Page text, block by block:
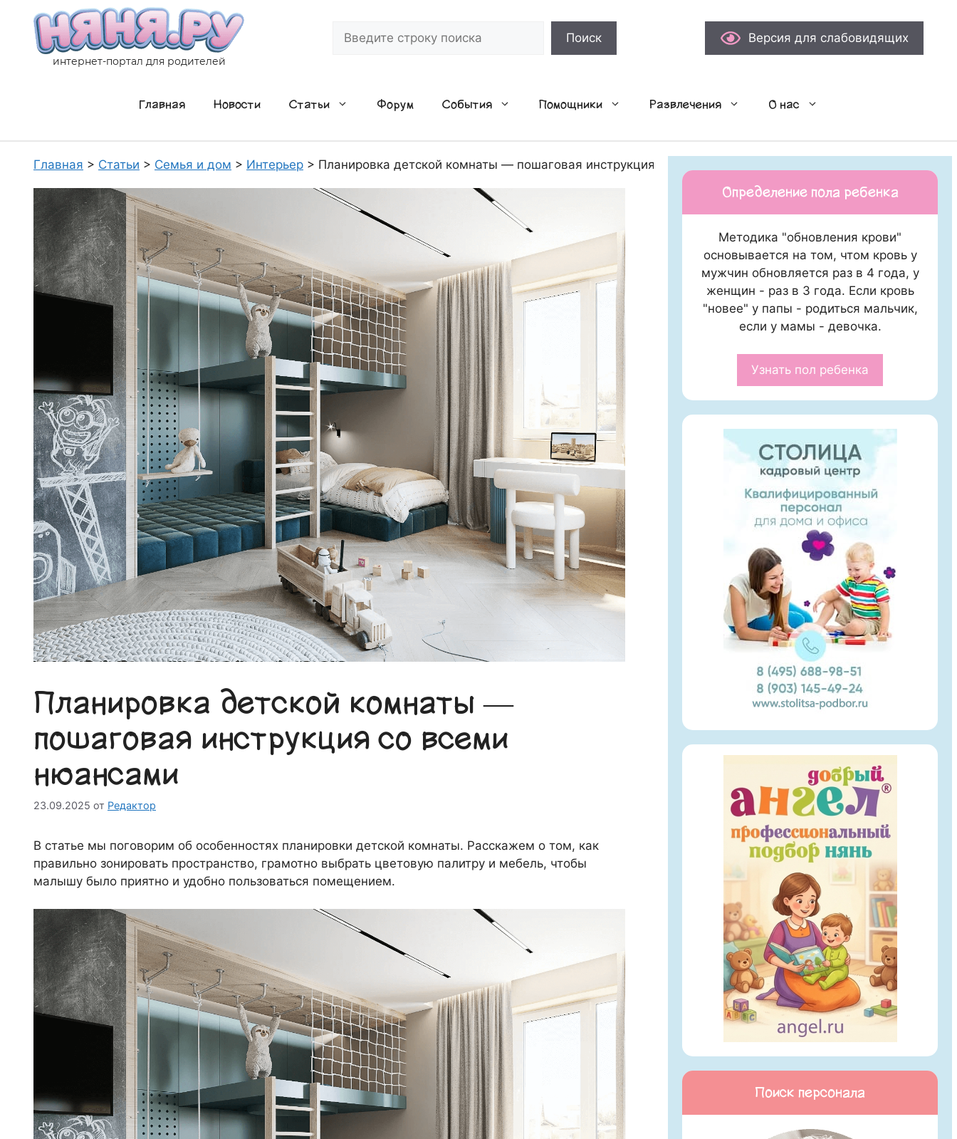
содержимому
интернет-портал для родителей
Поиск Версия для слабовидящих
Главная Новости Статьи Форум События Помощники Развлечения О нас
Главная > Статьи > Семья и дом > Интерьер > Планировка детской комнаты — пошаговая инструкция со всеми нюансами
Планировка детской комнаты —
пошаговая инструкция со всеми
нюансами
23.09.2025 от Редактор
В статье мы поговорим об особенностях планировки детской комнаты. Расскажем о том, как
правильно зонировать пространство, грамотно выбрать цветовую палитру и мебель, чтобы
малышу было приятно и удобно пользоваться помещением.
Определение пола ребенка
Методика "обновления крови"
основывается на том, чтом кровь у
мужчин обновляется раз в 4 года, у
женщин - раз в 3 года. Если кровь
"новее" у папы - родиться мальчик,
если у мамы - девочка.
Узнать пол ребенка
Поиск персонала